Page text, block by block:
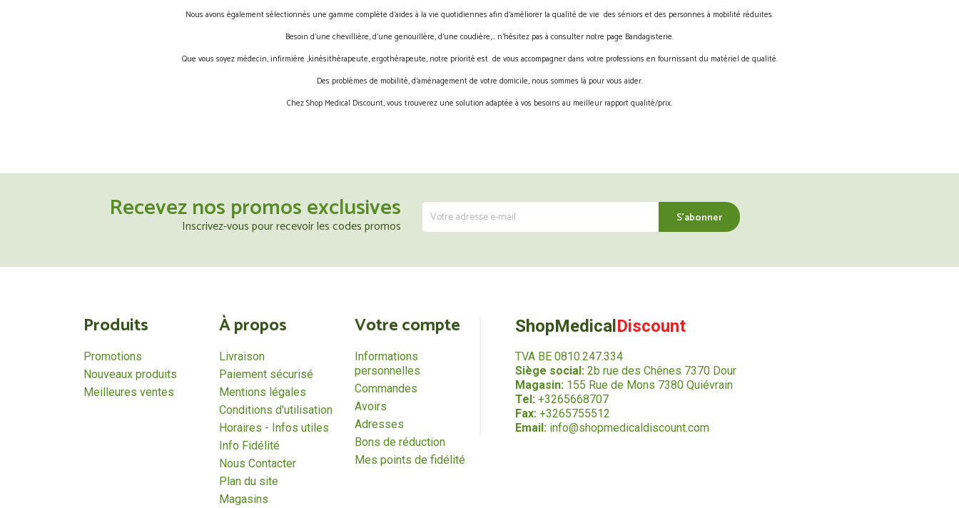
Nous avons également sélectionnés une gamme complète d’aides à la vie quotidiennes afin d’améliorer la qualité de vie des séniors et des personnes à mobilité réduites.
Besoin d’une chevillière, d’une genouillère, d’une coudière,… n’hésitez pas à consulter notre page Bandagisterie.
Que vous soyez médecin, infirmière ,kinésithérapeute, ergothérapeute, notre priorité est de vous accompagner dans votre professions en fournissant du matériel de qualité.
Des problèmes de mobilité, d’aménagement de votre domicile, nous sommes là pour vous aider.
Chez Shop Medical Discount, vous trouverez une solution adaptée à vos besoins au meilleur rapport qualité/prix.
Recevez nos promos exclusives
Inscrivez-vous pour recevoir les codes promos
Produits
Promotions
Nouveaux produits
Meilleures ventes
À propos
Livraison
Paiement sécurisé
Mentions légales
Conditions d'utilisation
Horaires - Infos utiles
Info Fidélité
Nous Contacter
Plan du site
Magasins
Votre compte
Informations
personnelles
Commandes
Avoirs
Adresses
Bons de réduction
Mes points de fidélité
ShopMedical Discount
TVA BE 0810.247.334
Siège social:2b rue des Chênes 7370 Dour
Magasin:155 Rue de Mons 7380 Quiévrain
Tel: +3265668707
Fax: +3265755512
Email: info@shopmedicaldiscount.com